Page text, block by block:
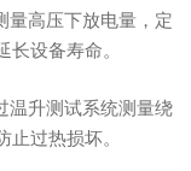
量高压下放电量，定
设备寿命。
温升测试系统测量绕
过热损坏。